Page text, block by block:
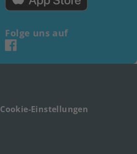
Folge uns auf
Cookie-Einstellungen